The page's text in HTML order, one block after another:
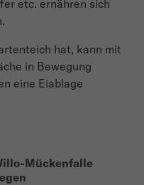
etc. ernähren sich
hat, kann mit
in Bewegung
eine Eiablage
Mückenfalle